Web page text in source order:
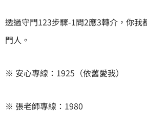
透過守門123步驟-1問2應3轉介，你我
門人。
※ 安心專線：1925（依舊愛我）
※ 張老師專線：1980